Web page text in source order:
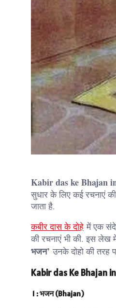
Kabir das ke Bhajan
सुधार के लिए कई रचनाएं
जाता है.
कबीर दास के दोहे में एक
की रचनाएं भी की. इस लेख
भजन’ उनके दोहो की तरह
Kabir das Ke Bhajan
1 : भजन (Bhajan)